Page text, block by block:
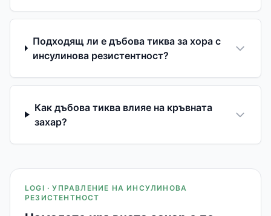
Подходящ ли е дъбова тиква за хора с
инсулинова резистентност?
Как дъбова тиква влияе на кръвната
захар?
LOGI · УПРАВЛЕНИЕ НА ИНСУЛИНОВА
РЕЗИСТЕНТНОСТ